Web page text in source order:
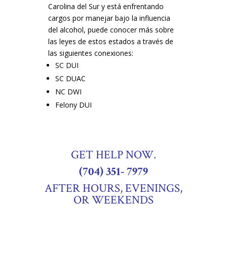
Carolina del Sur y está enfrentando
cargos por manejar bajo la influencia
del alcohol, puede conocer más sobre
las leyes de estos estados a través de
las siguientes conexiones:
SC DUI
SC DUAC
NC DWI
Felony DUI
GET HELP NOW.
(704) 351- 7979
AFTER HOURS, EVENINGS,
OR WEEKENDS